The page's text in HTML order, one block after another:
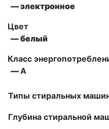
— электронное
Цвет
— белый
Класс
—А
Типы стиральных
Глубина стиральной